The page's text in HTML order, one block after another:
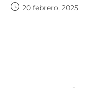
20 febrero, 2025